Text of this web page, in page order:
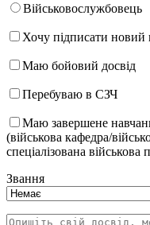
Військовослужбовець
Хочу підписати новий
Маю бойовий досвід
Перебуваю в СЗЧ
Маю завершене
(військова кафедра/
спеціалізована військова
Звання